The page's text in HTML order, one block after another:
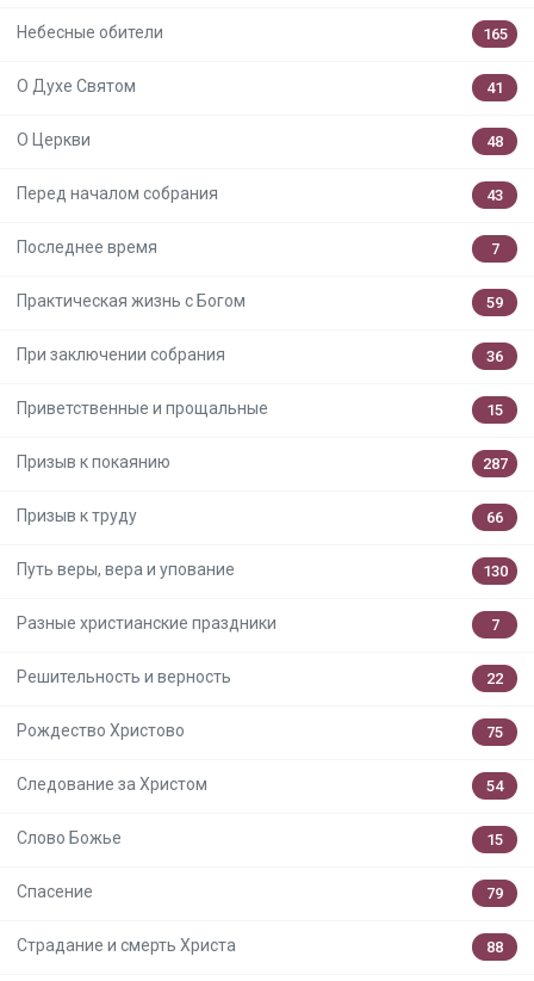
Небесные обители 165
О Духе Святом 41
О Церкви 48
Перед началом собрания 43
Последнее время 7
Практическая жизнь с Богом 59
При заключении собрания 36
Приветственные и прощальные 15
Призыв к покаянию 287
Призыв к труду 66
Путь веры, вера и упование 130
Разные христианские праздники 7
Решительность и верность 22
Рождество Христово 75
Следование за Христом 54
Слово Божье 15
Спасение 79
Страдание и смерть Христа 88